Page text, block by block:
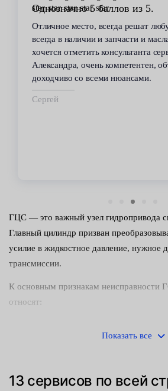
Стабильное качество
В течение 6 лет пользуюсь
сервиса. Высокий
всегда помогал решить
автомобилем проблемы. Все
техобслуживанию проводились
срок.
ГЦС — это важный узел гидропривода
Главный цилиндр призван
усилие в жидкостное давление, нужное
трансмиссии.
К основным признакам неисправности
относят:
и очень быстро, так как поршень
смягчение педали муфты;
Показать все
13 сервисов по всей